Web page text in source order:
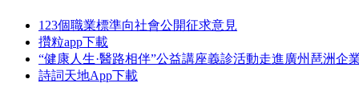
123個職業標準向社會公開征求意見
攢粒app下載
“健康人生·醫路相伴”公益講座義診活動走進廣州琶洲企
詩詞天地App下載